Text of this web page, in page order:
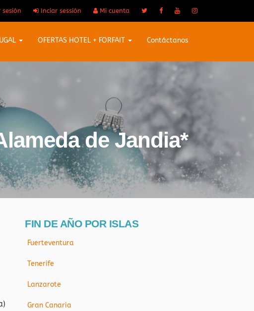
Inciar sessión Mi cuenta
OFERTAS HOTEL + FORFAIT Contáctanos
de Jandia*
FIN DE AÑO POR ISLAS
Fuerteventura
Tenerife
Lanzarote
Gran Canaria